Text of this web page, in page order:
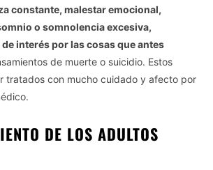
constante, malestar emocional,
o somnolencia excesiva,
interés por las cosas que antes
de muerte o suicidio. Estos
tratados con mucho cuidado y afecto por
DE LOS ADULTOS